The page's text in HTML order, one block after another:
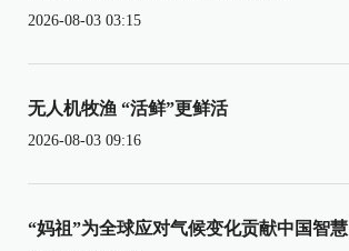
2026-08-03 03:15
无人机牧渔 “活鲜”更鲜活
2026-08-03 09:16
“妈祖”为全球应对气候变化贡献中国智慧